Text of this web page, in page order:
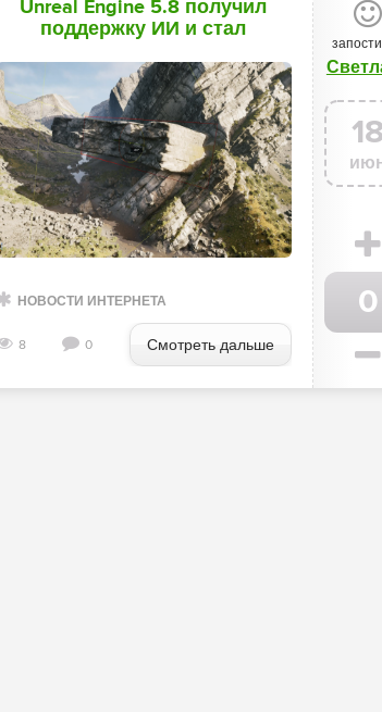
Unreal Engine 5.8 получил
поддержку ИИ и стал
обновлением UE5 - «Новости
мира Интернет»
НОВОСТИ ИНТЕРНЕТА
8 0 Смотреть дальше
0